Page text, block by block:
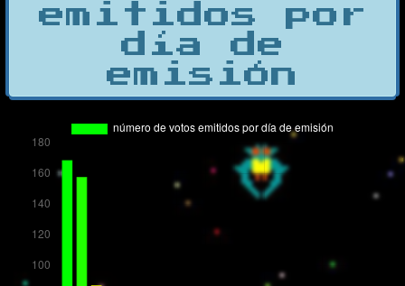
emitidos por
día de
emisión